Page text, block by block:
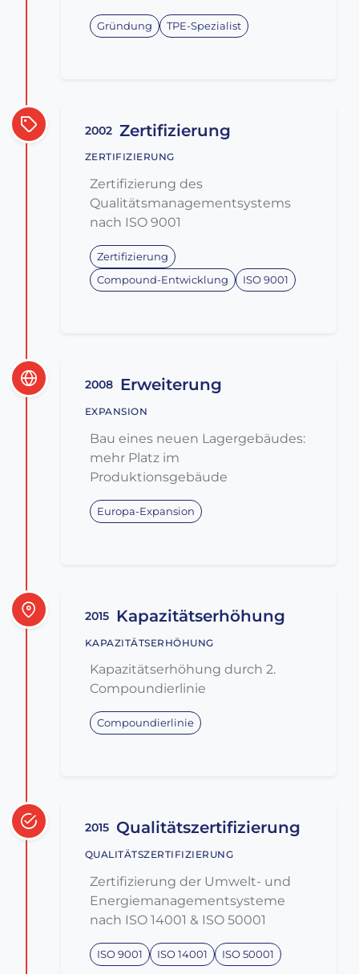
Gründung TPE-Spezialist
2002 Zertifizierung
ZERTIFIZIERUNG
Zertifizierung des
Qualitätsmanagementsystems
nach ISO 9001
Zertifizierung
Compound-Entwicklung
ISO 9001
2008 Erweiterung
EXPANSION
Bau eines neuen Lagergebäudes:
mehr Platz im
Produktionsgebäude
Europa-Expansion
2015 Kapazitätserhöhung
KAPAZITÄTSERHÖHUNG
Kapazitätserhöhung durch 2.
Compoundierlinie
Compoundierlinie
2015 Qualitätszertifizierung
QUALITÄTSZERTIFIZIERUNG
Zertifizierung der Umwelt- und
Energiemanagementsysteme
nach ISO 14001 & ISO 50001
ISO 9001 ISO 14001 ISO 50001